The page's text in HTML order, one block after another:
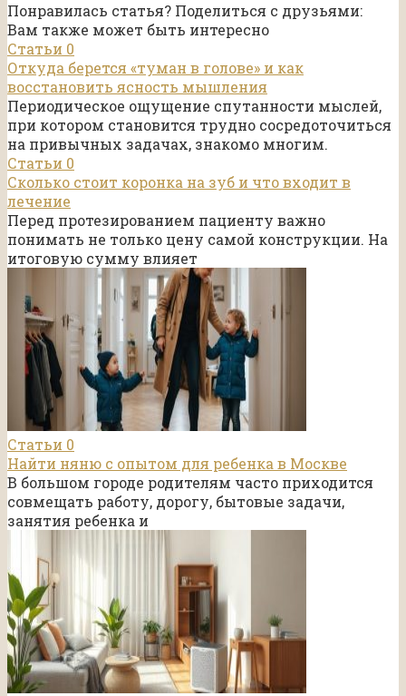
Понравилась статья? Поделиться с друзьями:
Вам также может быть интересно
Статьи 0
Откуда берется «туман в голове» и как
восстановить ясность мышления
Периодическое ощущение спутанности мыслей,
при котором становится трудно сосредоточиться
на привычных задачах, знакомо многим.
Статьи 0
Сколько стоит коронка на зуб и что входит в
лечение
Перед протезированием пациенту важно
понимать не только цену самой конструкции. На
итоговую сумму влияет
Статьи 0
Найти няню с опытом для ребенка в Москве
В большом городе родителям часто приходится
совмещать работу, дорогу, бытовые задачи,
занятия ребенка и